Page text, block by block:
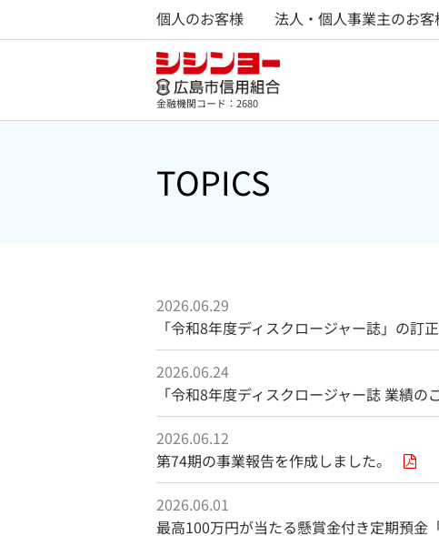
個人のお客様 法人・個人事業主のお客
金融機関コード：2680
TOPICS
2026.06.29
「令和8年度ディスクロージャー誌」の訂
2026.06.24
「令和8年度ディスクロージャー誌 業績
2026.06.12
第74期の事業報告を作成しました。
2026.06.01
最高100万円が当たる懸賞金付き定期預金